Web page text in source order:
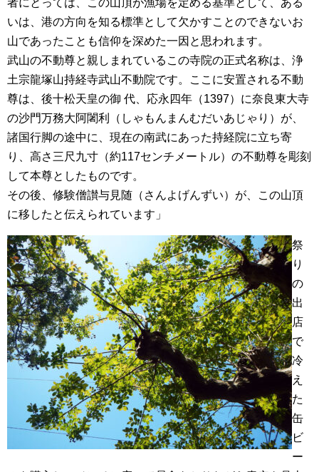
者にとっては、この山頂が漁場を定める基準として、ある
いは、港の方向を知る標準として欠かすことのできないお
山であったことも信仰を深めた一因と思われます。
武山の不動尊と親しまれているこの寺院の正式名称は、浄
土宗龍塚山持経寺武山不動院です。ここに安置される不動
尊は、後十松天皇の御 代、応永四年（1397）に奈良東大寺
の沙門万務大阿闍利（しゃもんまんむだいあじゃり）が、
諸国行脚の途中に、現在の南武にあった持経院に立ち寄
り、高さ三尺九寸（約117センチメートル）の不動尊を彫刻
して本尊としたものです。
その後、修験僧讃与見随（さんよげんずい）が、この山頂
に移したと伝えられています」
祭
り
の
出
店
で
冷
え
た
缶
ビ
ー